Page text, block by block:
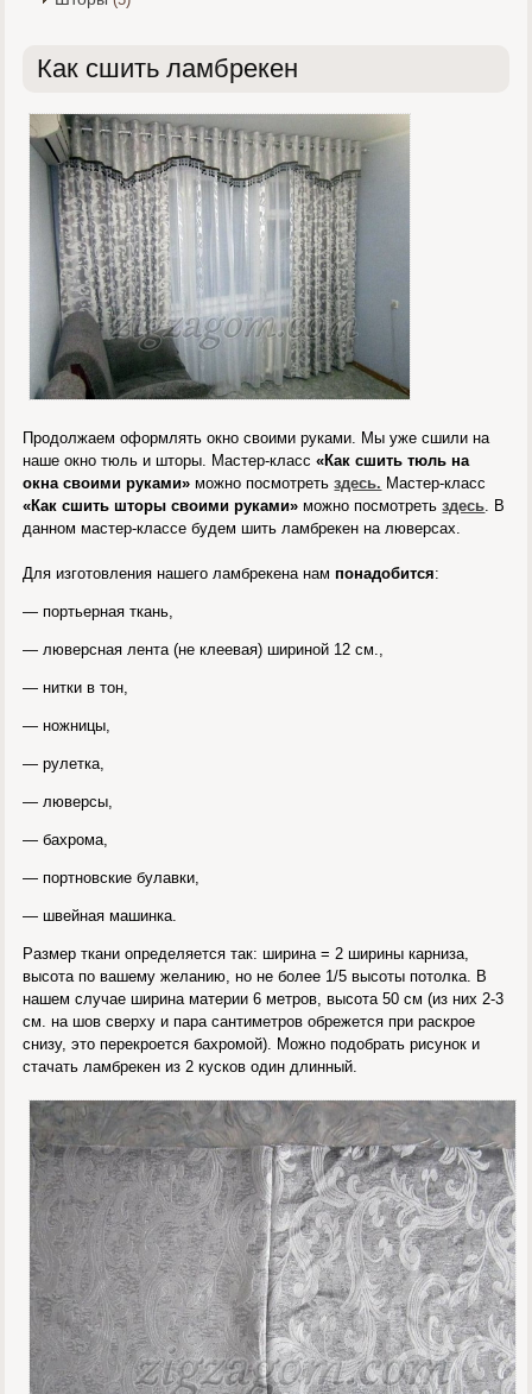
Как сшить ламбрекен
Продолжаем оформлять окно своими руками. Мы уже сшили на
наше окно тюль и шторы. Мастер-класс«Как сшить тюль на
окна своими руками» можно посмотретьздесь. Мастер-класс
«Как сшить шторы своими руками» можно посмотретьздесь. В
данном мастер-классе будем шить ламбрекен на люверсах.
Для изготовления нашего ламбрекена нампонадобится:
— портьерная ткань,
— люверсная лента (не клеевая) шириной 12 см.,
— нитки в тон,
— ножницы,
— рулетка,
— люверсы,
— бахрома,
— портновские булавки,
— швейная машинка.
Размер ткани определяется так: ширина = 2 ширины карниза,
высота по вашему желанию, но не более 1/5 высоты потолка. В
нашем случае ширина материи 6 метров, высота 50 см (из них 2-3
см. на шов сверху и пара сантиметров обрежется при раскрое
снизу, это перекроется бахромой). Можно подобрать рисунок и
стачать ламбрекен из 2 кусков один длинный.